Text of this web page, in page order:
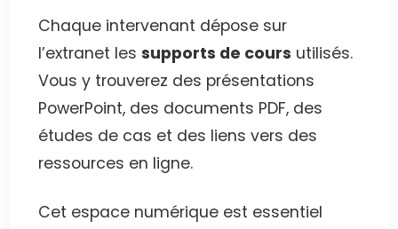
Chaque intervenant dépose sur
l’extranet lessupports de cours utilisés.
Vous y trouverez des présentations
PowerPoint, des documents PDF, des
études de cas et des liens vers des
ressources en ligne.
Cet espace numérique est essentiel